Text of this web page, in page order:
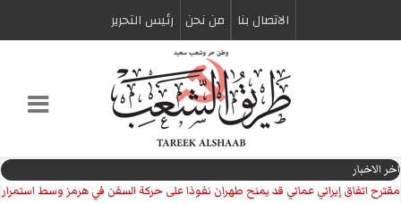
الاتصال بنا من نحن رئیس التحریر
اخر الاخبار
مقترح اتفاق إيراني عماني قد يمنح طهران نفوذا على حركة السفن في هرمز وسط استمرار